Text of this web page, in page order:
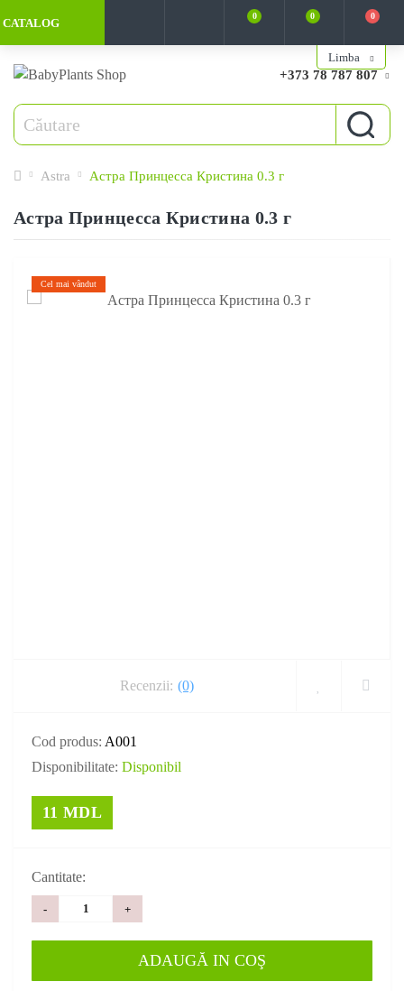
CATALOG
Limba
0 0 0
+373 78 787 807
Astra Астра Принцесса Кристина 0.3 г
Астра Принцесса Кристина 0.3 г
Cel mai vândut
Recenzii: (0)
Cod produs: A001
Disponibilitate: Disponibil
11 MDL
Cantitate:
- +
ADAUGĂ IN COŞ